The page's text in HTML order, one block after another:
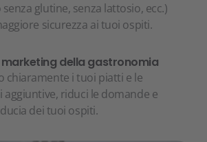
glutine, senza lattosio, ecc.)
sicurezza ai tuoi ospiti.
della gastronomia
chiaramente i tuoi piatti e le
riduci le domande e
dei tuoi ospiti.